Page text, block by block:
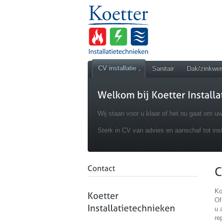
CV installatie Sanitair Dak/
Wij staan voor u klaar of het nu gaat om
Sterk in CV van advies en aanschaf tot
u